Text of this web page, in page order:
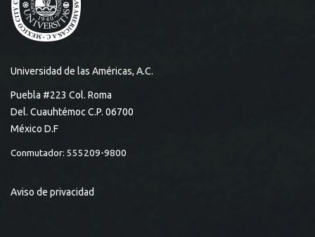
Universidad de las Américas, A.C.
Puebla #223 Col. Roma
Del. Cuauhtémoc C.P. 06700
México D.F
Conmutador: 555209-9800
Aviso de privacidad